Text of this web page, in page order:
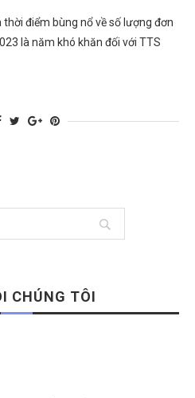
điểm bùng nổ về số lượng đơn
là năm khó khăn đối với TTS
CHÚNG TÔI